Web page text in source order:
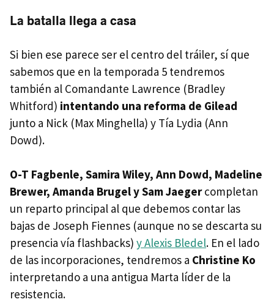
La batalla llega a casa
Si bien ese parece ser el centro del tráiler, sí que
sabemos que en la temporada 5 tendremos
también al Comandante Lawrence (Bradley
Whitford) intentando una reforma de Gilead
junto a Nick (Max Minghella) y Tía Lydia (Ann
Dowd).
O-T Fagbenle, Samira Wiley, Ann Dowd, Madeline
Brewer, Amanda Brugel y Sam Jaegercompletan
un reparto principal al que debemos contar las
bajas de Joseph Fiennes (aunque no se descarta su
presencia vía flashbacks) y Alexis Bledel. En el lado
de las incorporaciones, tendremos a Christine Ko
interpretando a una antigua Marta líder de la
resistencia.